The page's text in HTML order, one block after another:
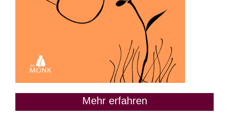
Mehr erfahren